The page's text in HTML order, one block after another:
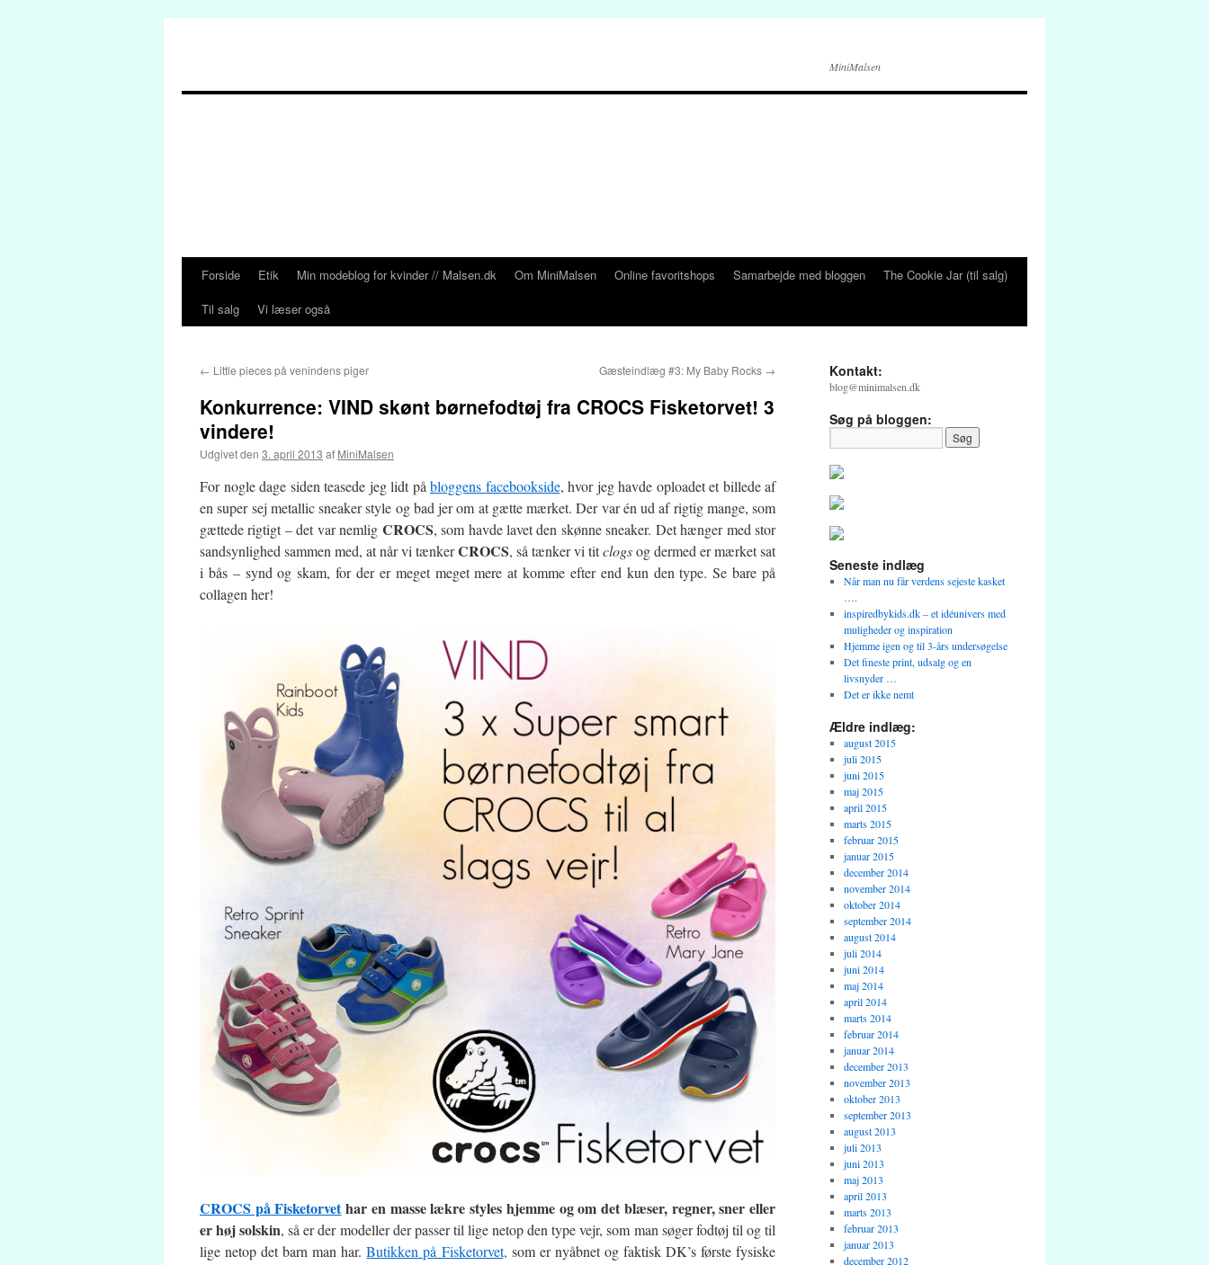
MiniMalsen
HopForside Etik Min modeblog for kvinder // Malsen.dk Om MiniMalsen Online favoritshops Samarbejde med bloggen
The Cookie Jar (til salg)
Til salg
Vi læser også
← Little pieces på venindens piger Gæsteindlæg #3: My Baby Rocks →
Konkurrence: VIND skønt børnefodtøj fra CROCS Fisketorvet! 3
vindere!
Udgivet den 3. april 2013 af MiniMalsen
For nogle dage siden teasede jeg lidt på bloggens facebookside, hvor jeg havde oploadet et billede af
en super sej metallic sneaker style og bad jer om at gætte mærket. Der var én ud af rigtig mange, som
gættede rigtigt – det var nemlig CROCS, som havde lavet den skønne sneaker. Det hænger med stor
sandsynlighed sammen med, at når vi tænkerCROCS, så tænker vi titclogsog dermed er mærket sat
i bås – synd og skam, for der er meget meget mere at komme efter end kun den type. Se bare på
collagen her!
CROCS på Fisketorvet har en masse lækre styles hjemme og om det blæser, regner, sner eller
er høj solskin, så er der modeller der passer til lige netop den type vejr, som man søger fodtøj til og til
lige netop det barn man har.Butikken på Fisketorvet, som er nyåbnet og faktisk DK’s første fysiske
Kontakt:
blog@minimalsen.dk
Søg på bloggen:
Seneste indlæg
Når man nu får verdens sejeste kasket
….
inspiredbykids.dk – et idéunivers med
muligheder og inspiration
Hjemme igen og til 3-års undersøgelse
Det fineste print, udsalg og en
livsnyder …
Det er ikke nemt
Ældre indlæg:
august 2015
juli 2015
juni 2015
maj 2015
april 2015
marts 2015
februar 2015
januar 2015
december 2014
november 2014
oktober 2014
september 2014
august 2014
juli 2014
juni 2014
maj 2014
april 2014
marts 2014
februar 2014
januar 2014
december 2013
november 2013
oktober 2013
september 2013
august 2013
juli 2013
juni 2013
maj 2013
april 2013
marts 2013
februar 2013
januar 2013
december 2012